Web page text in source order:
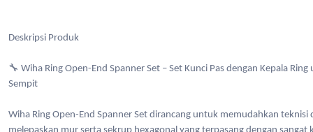
Deskripsi Produk
🔧 Wiha Ring Open-End Spanner Set – Set Kunci Pas dengan Kepala
Sempit
Wiha Ring Open-End Spanner Set dirancang untuk memudahkan teknisi